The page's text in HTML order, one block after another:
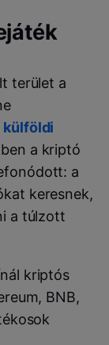
terület a
külföldi
a kriptó
a
keresnek,
a túlzott
kriptós
BNB,